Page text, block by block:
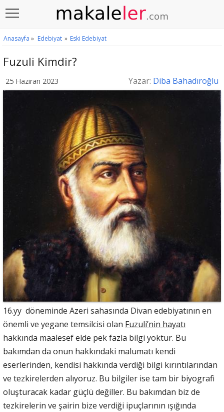
Anasayfa » Edebiyat » Eski Edebiyat
Fuzuli Kimdir?
25 Haziran 2023 Yazar: Diba Bahadıroğlu
16.yy döneminde Azeri sahasında Divan edebiyatının en
önemli ve yegane temsilcisi olan Fuzuli’nin hayatı
hakkında maalesef elde pek fazla bilgi yoktur. Bu
bakımdan da onun hakkındaki malumatı kendi
eserlerinden, kendisi hakkında verdiği bilgi kırıntılarından
ve tezkirelerden alıyoruz. Bu bilgiler ise tam bir biyografi
oluşturacak kadar güçlü değiller. Bu bakımdan biz de
tezkirelerin ve şairin bize verdiği ipuçlarının ışığında